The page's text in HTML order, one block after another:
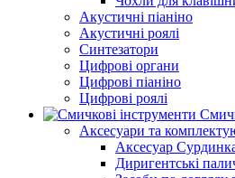
Акустичні піаніно
Акустичні роялі
Синтезатори
Цифрові органи
Цифрові піаніно
Цифрові роялі
Аксесуари та
Аксесуар
Диригентські